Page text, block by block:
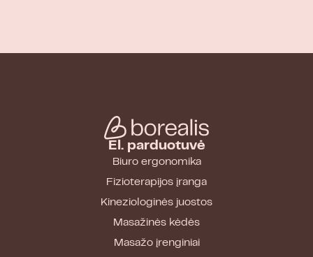
El. parduotuvė
Biuro ergonomika
Fizioterapijos įranga
Kineziologinės juostos
Masažinės kėdės
Masažo įrenginiai